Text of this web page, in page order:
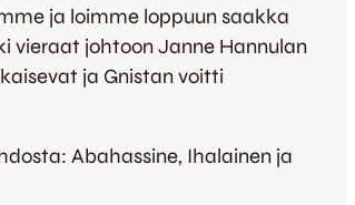
ja loimme loppuun saakka
vieraat johtoon Janne Hannulan
ja Gnistan voitti
Abahassine, Ihalainen ja